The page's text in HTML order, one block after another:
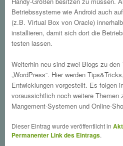
Betriebssysteme wie Android auch
(z.B. Virtual Box von Oracle)
installieren, damit sich dort die
testen lassen.
Weiterhin neu sind zwei Blogs zu den
„WordPress“. Hier werden
Entwicklungen vorgestellt. Es folgen
voraussichtlich noch weitere Themen
Mangement-Systemen und Online-
Dieser Eintrag wurde veröffentlicht in
Permanenter Link des Eintrags.